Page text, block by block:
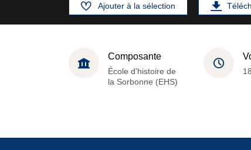
Ajouter à la sélection
Composante
École d'histoire de
la Sorbonne (EHS)